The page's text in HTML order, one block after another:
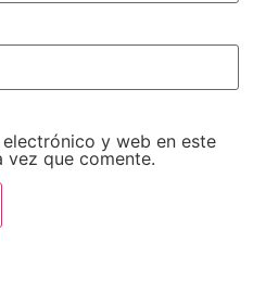
y web en este
vez que comente.